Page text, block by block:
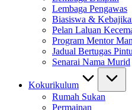
Lembaga Pengawas
Biasiswa &
Pelan Laluan
Program Mentor
Jadual Bertugas
Senarai Nama Murid
Kokurikulum
Rumah Sukan
Permainan